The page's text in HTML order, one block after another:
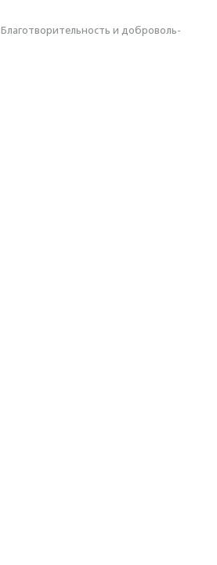
Благотвори­тель­ность и доброволь­